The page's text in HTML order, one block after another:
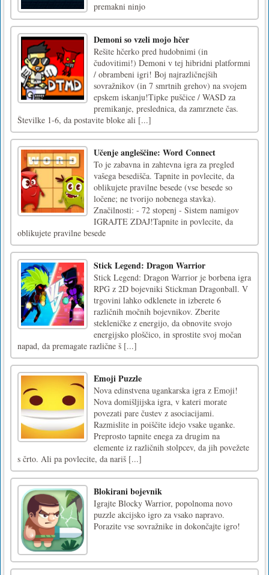
premakni ninjo
Demoni so vzeli mojo hčer
Rešite hčerko pred hudobnimi (in
čudovitimi!) Demoni v tej hibridni platformni
/ obrambeni igri! Boj najrazličnejših
sovražnikov (in 7 smrtnih grehov) na svojem
epskem iskanju!Tipke puščice / WASD za
premikanje, preslednica, da zamrznete čas.
Številke 1-6, da postavite bloke ali [...]
Učenje angleščine: Word Connect
To je zabavna in zahtevna igra za pregled
vašega besedišča. Tapnite in povlecite, da
oblikujete pravilne besede (vse besede so
ločene; ne tvorijo nobenega stavka).
Značilnosti: - 72 stopenj - Sistem namigov
IGRAJTE ZDAJ!Tapnite in povlecite, da
oblikujete pravilne besede
Stick Legend: Dragon Warrior
Stick Legend: Dragon Warrior je borbena igra
RPG z 2D bojevniki Stickman Dragonball. V
trgovini lahko odklenete in izberete 6
različnih močnih bojevnikov. Zberite
stekleničke z energijo, da obnovite svojo
energijsko ploščico, in sprostite svoj močan
napad, da premagate različne š [...]
Emoji Puzzle
Nova edinstvena ugankarska igra z Emoji!
Nova domišljijska igra, v kateri morate
povezati pare čustev z asociacijami.
Razmislite in poiščite idejo vsake uganke.
Preprosto tapnite enega za drugim na
elemente iz različnih stolpcev, da jih povežete
s črto. Ali pa povlecite, da nariš [...]
Blokirani bojevnik
Igrajte Blocky Warrior, popolnoma novo
puzzle akcijsko igro za vsako napravo.
Porazite vse sovražnike in dokončajte igro!